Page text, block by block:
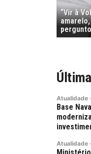
“Vir à
Atualidade ·
Base
Atualidade ·